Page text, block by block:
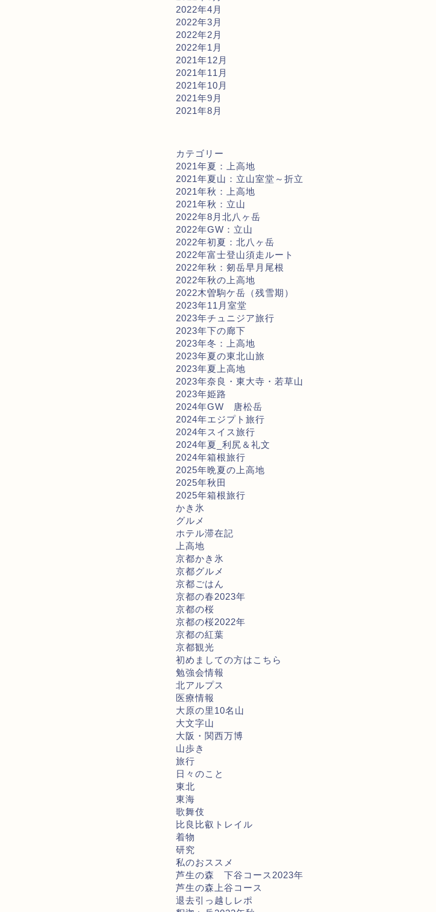
2022年4月
2022年3月
2022年2月
2022年1月
2021年12月
2021年11月
2021年10月
2021年9月
2021年8月
カテゴリー
2021年夏：上高地
2021年夏山：立山室堂～折立
2021年秋：上高地
2021年秋：立山
2022年8月北八ヶ岳
2022年GW：立山
2022年初夏：北八ヶ岳
2022年富士登山須走ルート
2022年秋：剱岳早月尾根
2022年秋の上高地
2022木曽駒ケ岳（残雪期）
2023年11月室堂
2023年チュニジア旅行
2023年下の廊下
2023年冬：上高地
2023年夏の東北山旅
2023年夏上高地
2023年奈良・東大寺・若草山
2023年姫路
2024年GW 唐松岳
2024年エジプト旅行
2024年スイス旅行
2024年夏_利尻＆礼文
2024年箱根旅行
2025年晩夏の上高地
2025年秋田
2025年箱根旅行
かき氷
グルメ
ホテル滞在記
上高地
京都かき氷
京都グルメ
京都ごはん
京都の春2023年
京都の桜
京都の桜2022年
京都の紅葉
京都観光
初めましての方はこちら
勉強会情報
北アルプス
医療情報
大原の里10名山
大文字山
大阪・関西万博
山歩き
旅行
日々のこと
東北
東海
歌舞伎
比良比叡トレイル
着物
研究
私のおススメ
芦生の森 下谷コース2023年
芦生の森上谷コース
退去引っ越しレポ